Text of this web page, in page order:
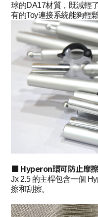
球的DA17材質，既減輕
有的Toy連接系統能夠輕
■ Hyperon環可防止摩
Jx 2.5 的主桿包含一個
擦和刮擦。